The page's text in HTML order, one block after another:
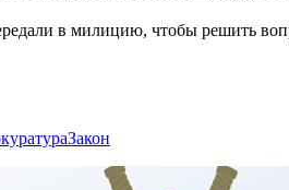
в милицию, чтобы решить
Закон